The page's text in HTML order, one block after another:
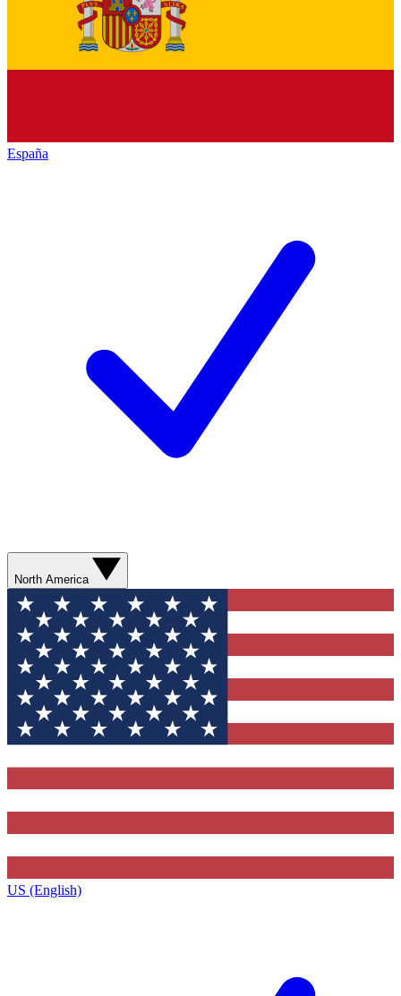
España
North America
US (English)